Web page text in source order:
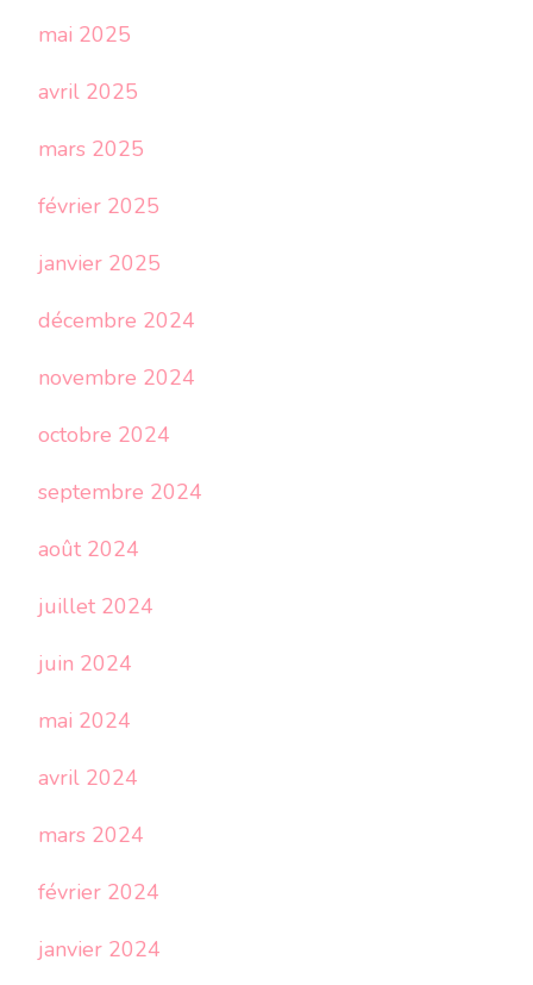
mai 2025
avril 2025
mars 2025
février 2025
janvier 2025
décembre 2024
novembre 2024
octobre 2024
septembre 2024
août 2024
juillet 2024
juin 2024
mai 2024
avril 2024
mars 2024
février 2024
janvier 2024